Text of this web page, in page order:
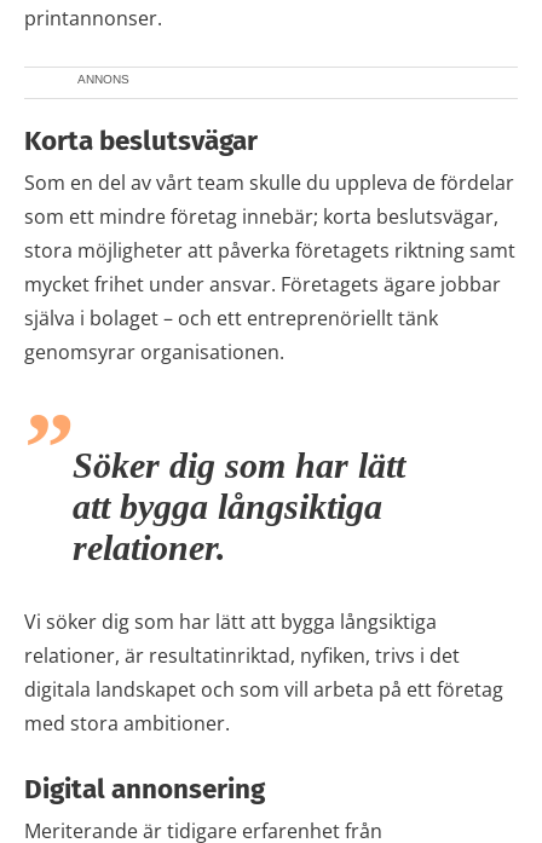
printannonser.
ANNONS
Korta beslutsvägar
Som en del av vårt team skulle du uppleva de fördelar
som ett mindre företag innebär; korta beslutsvägar,
stora möjligheter att påverka företagets riktning samt
mycket frihet under ansvar. Företagets ägare jobbar
själva i bolaget – och ett entreprenöriellt tänk
genomsyrar organisationen.
Söker dig som har lätt
att bygga långsiktiga
relationer.
Vi söker dig som har lätt att bygga långsiktiga
relationer, är resultatinriktad, nyfiken, trivs i det
digitala landskapet och som vill arbeta på ett företag
med stora ambitioner.
Digital annonsering
Meriterande är tidigare erfarenhet från